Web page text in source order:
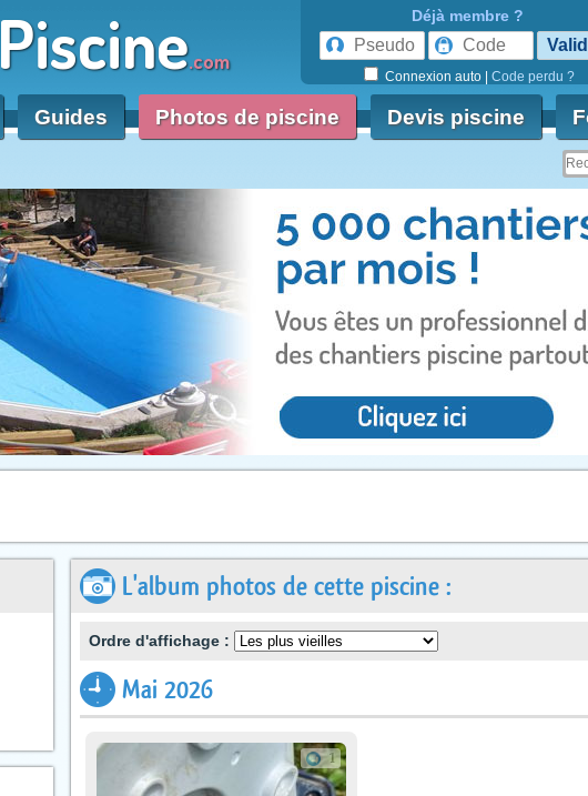
Piscine.com
Déjà membre ?
Connexion auto Code perdu ?
Guides Photos de piscine Devis piscine
L'album photos de cette piscine :
Ordre d'affichage :
Mai 2026
1